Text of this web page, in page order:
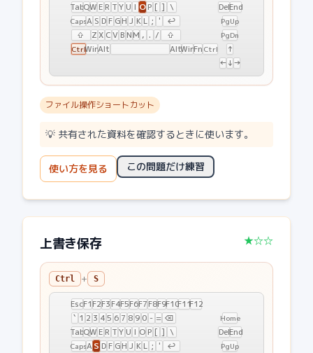
TabQWE R T Y U I OP [ ] \
CapsA S D F GH J K L ; '
↩
⇧
Z X CV B NM , . / ⇧
CtrlWinAlt AltWinFn Ctrl
DelEnd
PgUp
PgDn
↑
←↓→
ファイル操作ショートカット
💡 共有された資料を確認するときに使います。
使い方を見る この問題だけ練習
上書き保存 ★☆☆
Ctrl + S
EscF1F2F3F4F5F6F7F8F9F10F11F12
` 1 2 3 45 6 7 8 9 0 - = ⌫
TabQWE R T Y U I OP [ ] \
CapsASD F GH J K L ; '
↩
Home
DelEnd
PgUp